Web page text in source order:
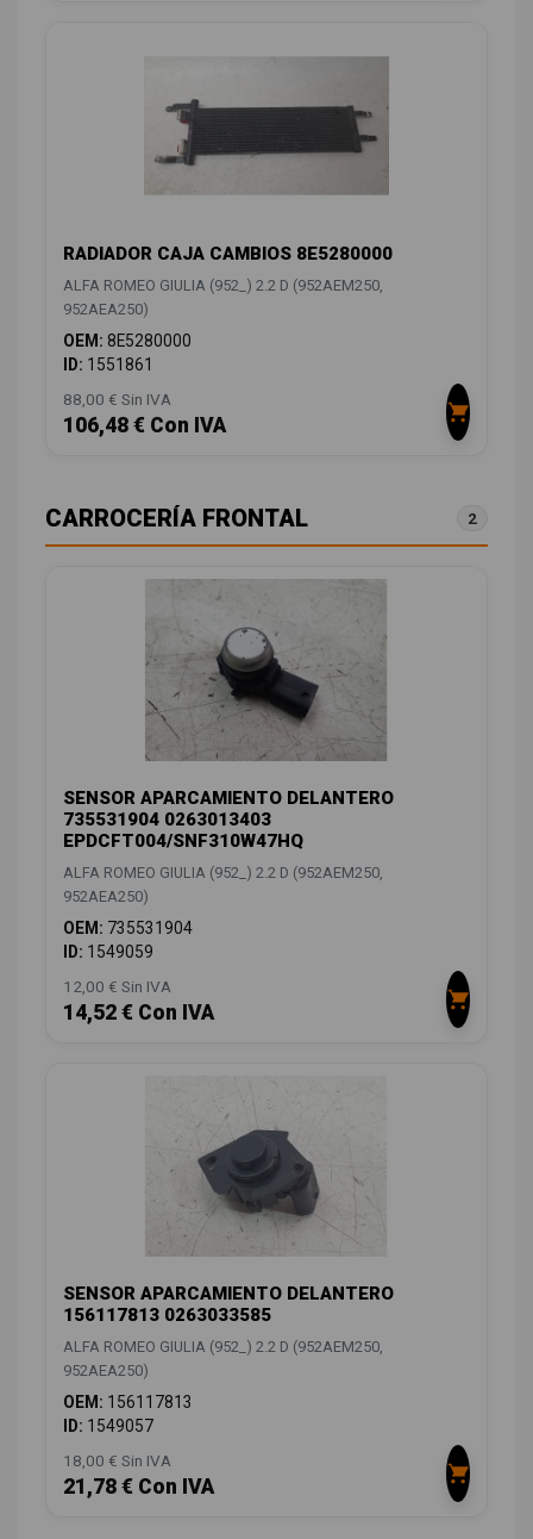
RADIADOR CAJA CAMBIOS 8E5280000
ALFA ROMEO GIULIA (952_) 2.2 D (952AEM250,
952AEA250)
OEM: 8E5280000
ID: 1551861
88,00 € Sin IVA
106,48 € Con IVA
CARROCERÍA FRONTAL 2
SENSOR APARCAMIENTO DELANTERO
735531904 0263013403
EPDCFT004/SNF310W47HQ
ALFA ROMEO GIULIA (952_) 2.2 D (952AEM250,
952AEA250)
OEM: 735531904
ID: 1549059
12,00 € Sin IVA
14,52 € Con IVA
SENSOR APARCAMIENTO DELANTERO
156117813 0263033585
ALFA ROMEO GIULIA (952_) 2.2 D (952AEM250,
952AEA250)
OEM: 156117813
ID: 1549057
18,00 € Sin IVA
21,78 € Con IVA